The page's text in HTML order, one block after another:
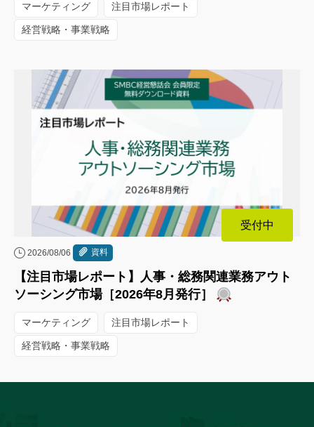
マーケティング 注目市場レポート
経営戦略・事業戦略
受付中
2026/08/06 資料
【注目市場レポート】人事・総務関連業務アウト
ソーシング市場［2026年8月発行］
マーケティング 注目市場レポート
経営戦略・事業戦略